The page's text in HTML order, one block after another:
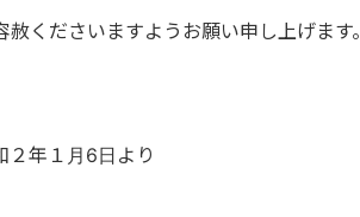
くださいますようお願い申し上げます。
年１月6日より